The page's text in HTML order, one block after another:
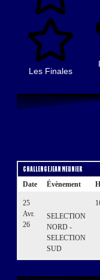
Les Finales
Challenge Jean Meunier
Date Évènement
25
Avr.
26
SELECTION
NORD -
SELECTION
SUD